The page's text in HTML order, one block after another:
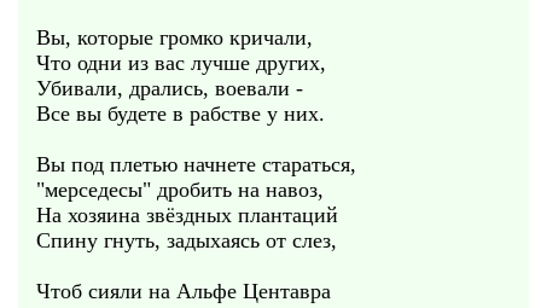
Вы, которые громко кричали,
Что одни из вас лучше других,
Убивали, дрались, воевали -
Все вы будете в рабстве у них.
Вы под плетью начнете стараться,
"мерседесы" дробить на навоз,
На хозяина звёздных плантаций
Спину гнуть, задыхаясь от слез,
Чтоб сияли на Альфе Центавра